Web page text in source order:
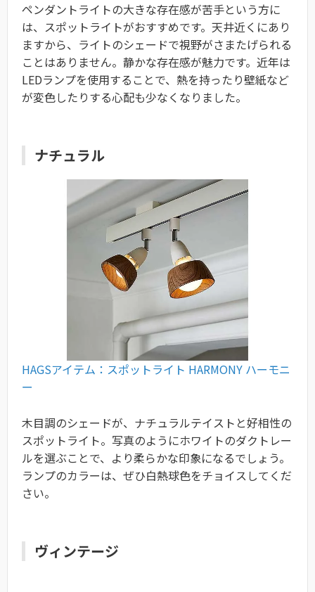
ペンダントライトの大きな存在感が苦手という方に
は、スポットライトがおすすめです。天井近くにあり
ますから、ライトのシェードで視野がさまたげられる
ことはありません。静かな存在感が魅力です。近年は
LEDランプを使用することで、熱を持ったり壁紙など
が変色したりする心配も少なくなりました。
ナチュラル
HAGSアイテム：スポットライト HARMONY ハーモニ
ー
木目調のシェードが、ナチュラルテイストと好相性の
スポットライト。写真のようにホワイトのダクトレー
ルを選ぶことで、より柔らかな印象になるでしょう。
ランプのカラーは、ぜひ白熱球色をチョイスしてくだ
さい。
ヴィンテージ